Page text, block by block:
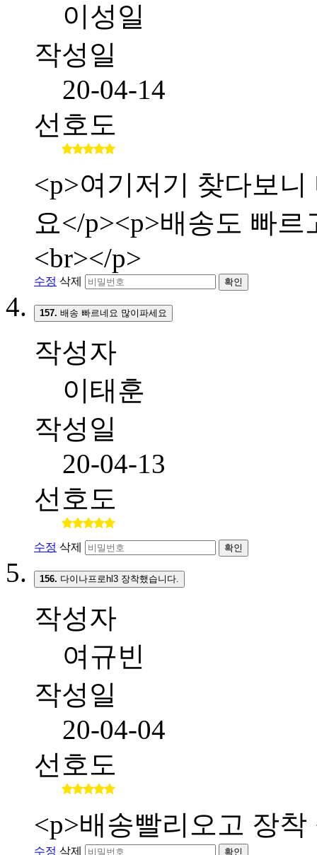
이성일
작성일
20-04-14
선호도
<p>여기저기 찾다보
요</p><p>배송도 빠
<br></p>
수정 삭제 확인
157. 배송 빠르네요 많이파세요
작성자
이태훈
작성일
20-04-13
선호도
수정 삭제 확인
156. 다이나프로hl3 장착했습니다.
작성자
여규빈
작성일
20-04-04
선호도
<p>배송빨리오고 장
수정 삭제 확인